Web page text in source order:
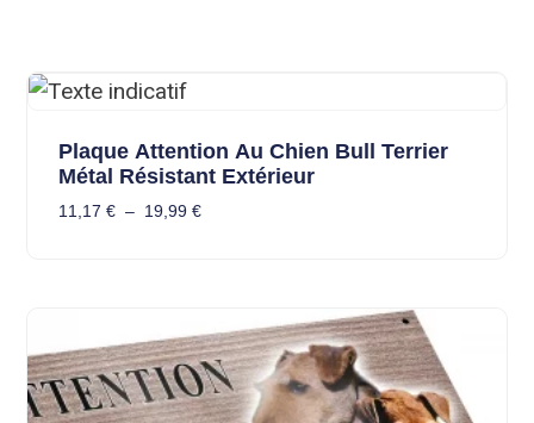
Plaque Attention Au Chien Bull Terrier
Métal Résistant Extérieur
11,17 € – 19,99 €